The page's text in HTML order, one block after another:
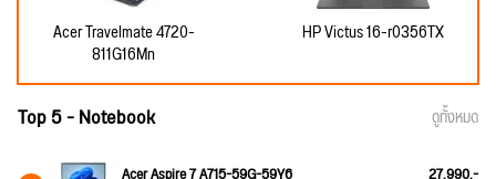
Acer Travelmate 4720-
811G16Mn
HP Victus 16-r0356TX
Top 5 - Notebook ดูทั้งหมด